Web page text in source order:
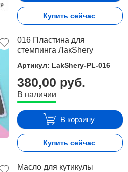
Купить сейчас
016 Пластина для
стемпинга ЛакShery
Артикул: LakShery-PL-016
380,00 руб.
В наличии
В корзину
Купить сейчас
Масло для кутикулы